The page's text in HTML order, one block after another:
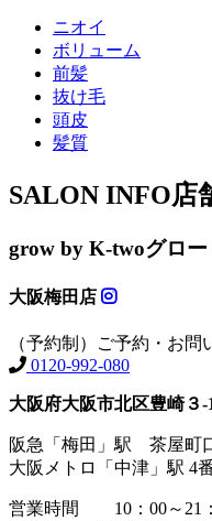
ニオイ
ボリューム
前髪
抜け毛
頭皮
髪質
SALON INFO店
grow by K-twoグロ
大阪梅田店
（予約制）ご予約・お問
0120-992-080
大阪府大阪市北区豊崎３
阪急「梅田」駅 茶屋町
大阪メトロ「中津」駅 4
営業時間 10：00～21：